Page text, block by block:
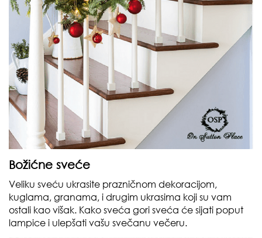
Božićne sveće
Veliku sveću ukrasite prazničnom dekoracijom,
kuglama, granama, i drugim ukrasima koji su vam
ostali kao višak. Kako sveća gori sveća će sijati poput
lampice i ulepšati vašu svečanu večeru.